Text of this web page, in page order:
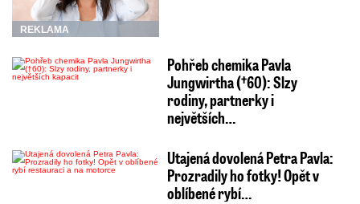
REKLAMA
Pohřeb chemika Pavla
Jungwirtha (†60): Slzy
rodiny, partnerky i
největších…
Utajená dovolená Petra Pavla:
Prozradily ho fotky! Opět v
oblíbené rybí…